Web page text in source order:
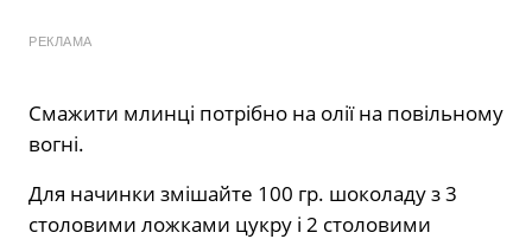
РЕКЛАМА
Смажити млинці потрібно на олії на повільному
вогні.
Для начинки змішайте 100 гр. шоколаду з 3
столовими ложками цукру і 2 столовими